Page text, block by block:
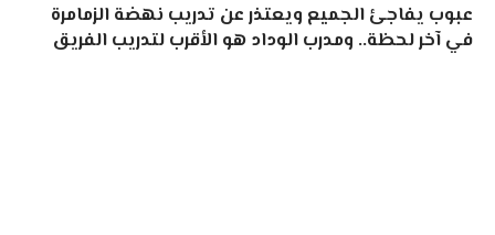
عبوب يفاجئ الجميع ويعتذر عن تدريب نهضة الزمامرة
في آخر لحظة.. ومدرب الوداد هو الأقرب لتدريب الفريق